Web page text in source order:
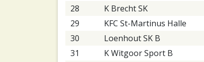
28
K Brecht SK
29
KFC St-Martinus Halle
30
Loenhout SK B
31
K Witgoor Sport B